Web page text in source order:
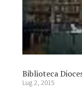
Biblioteca
Lug 2, 2015